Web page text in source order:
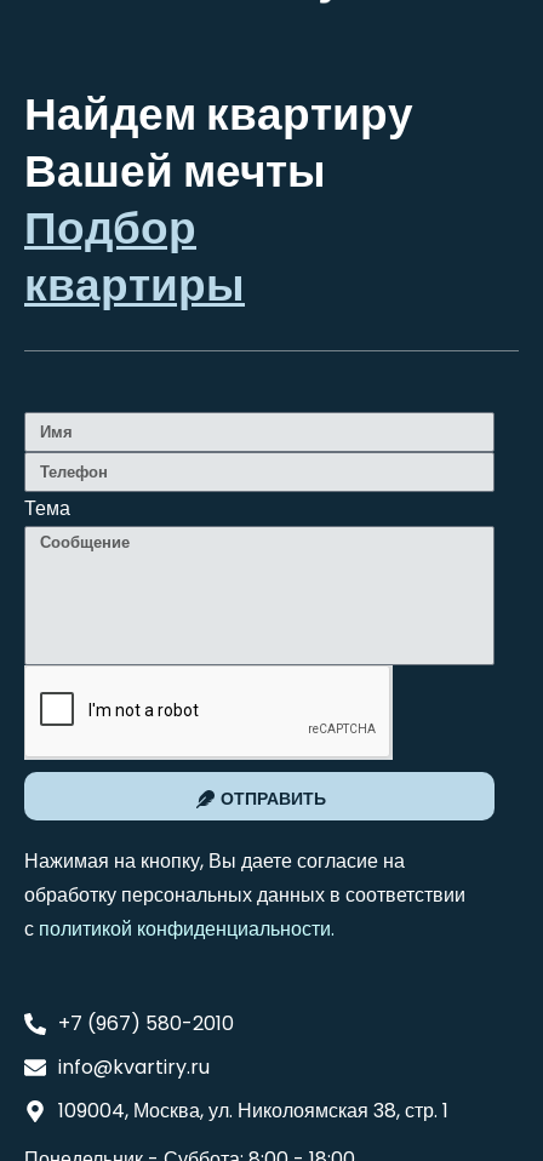
Найдем квартиру
Вашей мечты
Подбор
квартиры
Тема
ОТПРАВИТЬ
Нажимая на кнопку, Вы даете согласие на
обработку персональных данных в соответствии
с политикой конфиденциальности.
+7 (967) 580-2010
info@kvartiry.ru
109004, Москва, ул. Николоямская 38, стр. 1